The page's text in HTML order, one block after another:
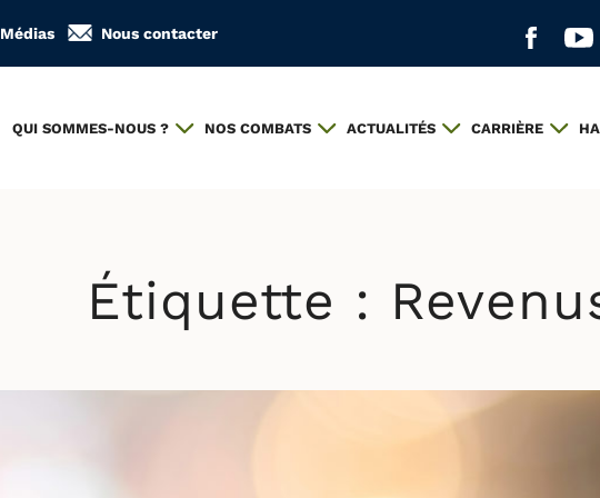
Médias Nous contacter
Aller
QUI SOMMES-NOUS ? NOS COMBATS ACTUALITÉS CARRIÈRE
Étiquette :